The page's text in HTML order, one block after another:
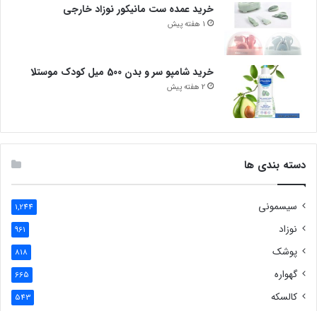
خرید عمده ست مانیکور نوزاد خارجی
1 هفته پیش
خرید شامپو سر و بدن 500 میل کودک موستلا
2 هفته پیش
دسته بندی ها
سیسمونی 1,244
نوزاد 961
پوشک 818
گهواره 665
کالسکه 543